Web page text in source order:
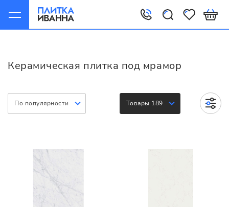
Керамическая плитка под мрамор
По популярности Товары 189